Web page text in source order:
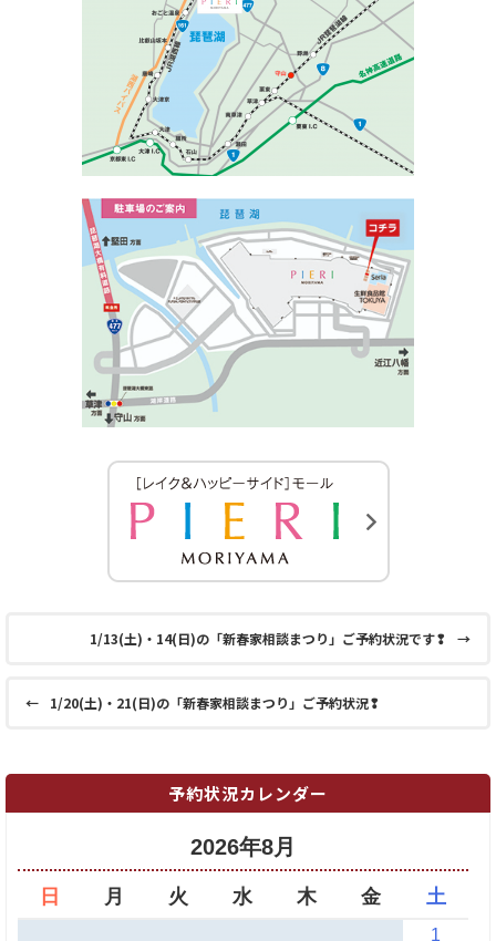
1/13(土)・14(日)の「新春家相談まつり」ご予約状況です❢ →
← 1/20(土)・21(日)の「新春家相談まつり」ご予約状況❢
予約状況カレンダー
2026年8月
日 月 火 水 木 金 土
1